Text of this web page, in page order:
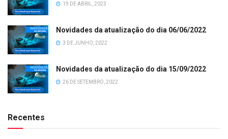
19 DE ABRIL, 2023
Novidades da atualização do dia 06/06/2022
3 DE JUNHO, 2022
Novidades da atualização do dia 15/09/2022
26 DE SETEMBRO, 2022
Recentes